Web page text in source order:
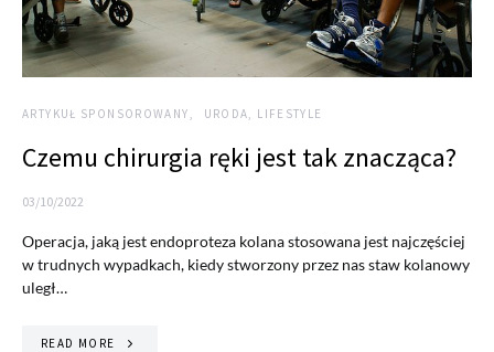
ARTYKUŁ SPONSOROWANY URODA, LIFESTYLE
Czemu chirurgia ręki jest tak znacząca?
03/10/2022
Operacja, jaką jest endoproteza kolana stosowana jest najczęściej
w trudnych wypadkach, kiedy stworzony przez nas staw kolanowy
uległ…
READ MORE